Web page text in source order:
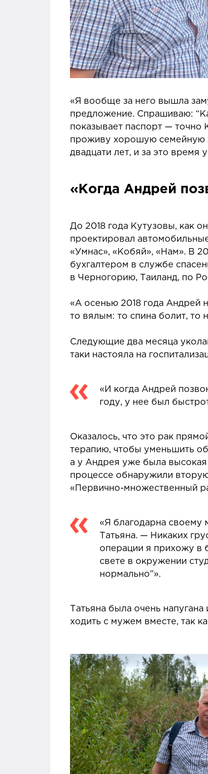
«Я вообще за него вышла
предложение. Спрашиваю:
показывает паспорт — точно
проживу хорошую семейную
двадцати лет, и за это время
«Когда Андрей
До 2018 года Кутузовы, как
проектировал
«Умнас», «Кобяй», «Нам». В
бухгалтером в службе
в Черногорию, Таиланд, по
«А осенью 2018 года Андрей
то вялым: то спина болит, то
Следующие два месяца
таки настояла на
«И когда Андрей
году, у нее был
Оказалось, что это рак
терапию, чтобы уменьшить
а у Андрея уже была
процессе обнаружили
«Первично-множественный
«Я благодарна своему
Татьяна. — Никаких
операции я прихожу в
свете в окружении
нормально”».
Татьяна была очень
ходить с мужем вместе, так